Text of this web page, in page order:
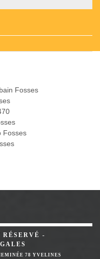
Fosses
Fosses
-
78 YVELINES